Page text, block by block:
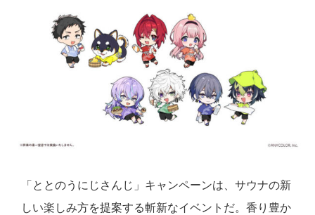
「ととのうにじさんじ」キャンペーンは、サウナの新
しい楽しみ方を提案する斬新なイベントだ。香り豊か